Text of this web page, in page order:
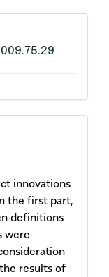
innovations
the first part,
definitions
were
results of